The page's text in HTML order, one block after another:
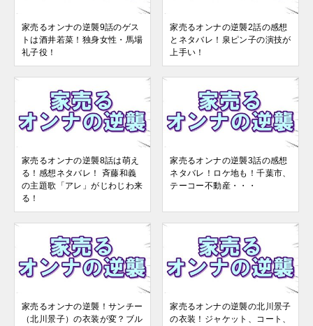
家売るオンナの逆襲9話のゲス
トは酒井若菜！独身女性・馬場
礼子役！
家売るオンナの逆襲2話の感想
とネタバレ！泉ピン子の演技が
上手い！
家売るオンナの逆襲8話は萌え
る！感想ネタバレ！ 斉藤和義
の主題歌「アレ」がじわじわ来
る！
家売るオンナの逆襲3話の感想
ネタバレ！ロケ地も！千葉市、
テーコー不動産・・・
家売るオンナの逆襲！サンチー
（北川景子）の衣装が変？ブル
家売るオンナの逆襲の北川景子
の衣装！ジャケット、コート、